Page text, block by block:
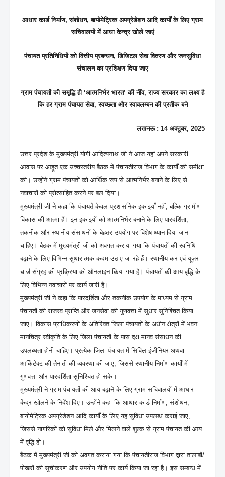
आधार कार्ड निर्माण, संशोधन, बायोमेट्रिक अपग्रेडेशन आदि कार्यों के लिए ग्राम
सचिवालयों में आधा केन्द्र खोले जाएं
पंचायत प्रतिनिधियों को वित्तीय प्रबन्धन, डिजिटल सेवा वितरण और जनसुविधा
संचालन का प्रशिक्षण दिया जाए
ग्राम पंचायतों की समृद्धि ही ‘आत्मनिर्भर भारत’ की नींव, राज्य सरकार का लक्ष्य है
कि हर ग्राम पंचायत सेवा, स्वच्छता और स्वावलम्बन की प्रतीक बने
लखनऊ : 14 अक्टूबर, 2025
उत्तर प्रदेश के मुख्यमंत्री योगी आदित्यनाथ जी ने आज यहां अपने सरकारी
आवास पर आहूत एक उच्चस्तरीय बैठक में पंचायतीराज विभाग के कार्यों की समीक्षा
की। उन्होंने ग्राम पंचायतों को आर्थिक रूप से आत्मनिर्भर बनाने के लिए से
नवाचारों को प्रोत्साहित करने पर बल दिया।
मुख्यमंत्री जी ने कहा कि पंचायतें केवल प्रशासनिक इकाइयाँ नहीं, बल्कि ग्रामीण
विकास की आत्मा हैं। इन इकाइयों को आत्मनिर्भर बनाने के लिए पारदर्शिता,
तकनीक और स्थानीय संसाधनों के बेहतर उपयोग पर विशेष ध्यान दिया जाना
चाहिए। बैठक में मुख्यमंत्री जी को अवगत कराया गया कि पंचायतों की स्वनिधि
बढ़ाने के लिए विभिन्न सुधारात्मक कदम उठाए जा रहे हैं। स्थानीय कर एवं यूज़र
चार्ज संग्रह की प्रक्रिया को ऑनलाइन किया गया है। पंचायतों की आय वृद्धि के
लिए विभिन्न नवाचारों पर कार्य जारी है।
मुख्यमंत्री जी ने कहा कि पारदर्शिता और तकनीक उपयोग के माध्यम से ग्राम
पंचायतों की राजस्व प्राप्ति और जनसेवा की गुणवत्ता में सुधार सुनिश्चित किया
जाए। विकास प्राधिकरणों के अतिरिक्त जिला पंचायतों के अधीन क्षेत्रों में भवन
मानचित्र स्वीकृति के लिए जिला पंचायतों के पास दक्ष मानव संसाधन की
उपलब्धता होनी चाहिए। प्रत्येक जिला पंचायत में सिविल इंजीनियर अथवा
आर्किटेक्ट की तैनाती की व्यवस्था की जाए, जिससे स्थानीय निर्माण कार्यों में
गुणवत्ता और पारदर्शिता सुनिश्चित हो सके।
मुख्यमंत्री ने ग्राम पंचायतों की आय बढ़ाने के लिए ग्राम सचिवालयों में आधार
केंद्र खोलने के निर्देश दिए। उन्होंने कहा कि आधार कार्ड निर्माण, संशोधन,
बायोमेट्रिक अपग्रेडेशन आदि कार्यों के लिए यह सुविधा उपलब्ध कराई जाए,
जिससे नागरिकों को सुविधा मिले और मिलने वाले शुल्क से ग्राम पंचायत की आय
में वृद्धि हो।
बैठक में मुख्यमंत्री जी को अवगत कराया गया कि पंचायतीराज विभाग द्वारा तालाबों/
पोखरों की सूचीकरण और उपयोग नीति पर कार्य किया जा रहा है। इस सम्बन्ध में